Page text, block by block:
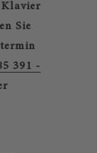
Sie
391 -